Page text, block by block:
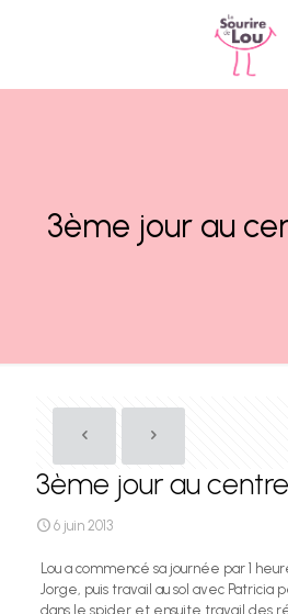
3ème jour au
3ème jour au
6 juin 2013
Lou a commencé sa journée par 1
Jorge, puis travail au sol avec Patricia
dans le spider et ensuite travail des